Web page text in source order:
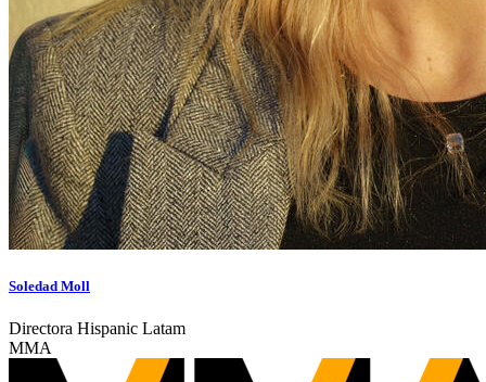
Soledad Moll
Directora Hispanic Latam
MMA